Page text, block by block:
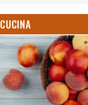
CUCINA